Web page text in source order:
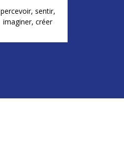
percevoir, sentir,
imaginer, créer